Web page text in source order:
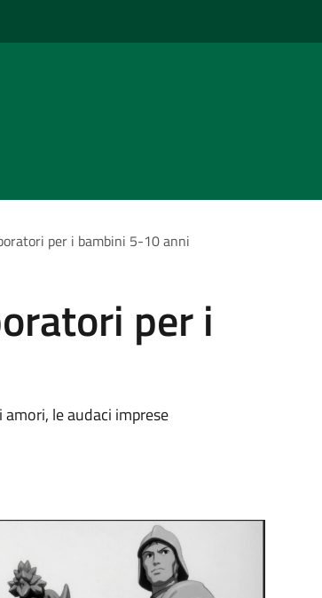
per i bambini 5-10 anni
per i
le audaci imprese